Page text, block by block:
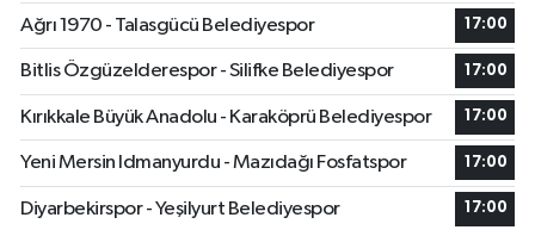
Ağrı 1970 - Talasgücü Belediyespor 17:00
Bitlis Özgüzelderespor - Silifke Belediyespor 17:00
Kırıkkale Büyük Anadolu - Karaköprü Belediyespor 17:00
Yeni Mersin Idmanyurdu - Mazıdağı Fosfatspor 17:00
Diyarbekirspor - Yeşilyurt Belediyespor 17:00